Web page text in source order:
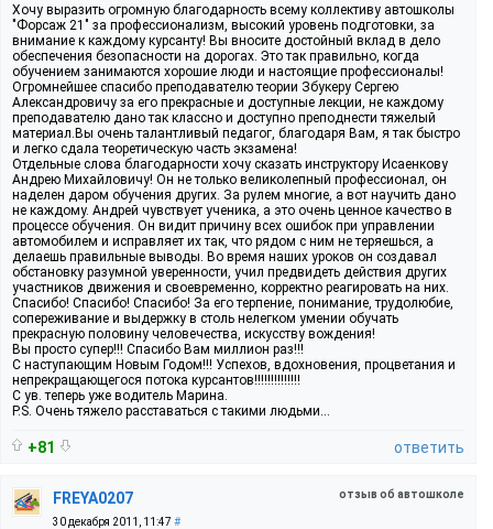
Хочу выразить огромную благодарность всему коллективу автошколы
"Форсаж 21" за профессионализм, высокий уровень подготовки, за
внимание к каждому курсанту! Вы вносите достойный вклад в дело
обеспечения безопасности на дорогах. Это так правильно, когда
обучением занимаются хорошие люди и настоящие профессионалы!
Огромнейшее спасибо преподавателю теории Збукеру Сергею
Александровичу за его прекрасные и доступные лекции, не каждому
преподавателю дано так классно и доступно преподнести тяжелый
материал.Вы очень талантливый педагог, благодаря Вам, я так быстро
и легко сдала теоретическую часть экзамена!
Отдельные слова благодарности хочу сказать инструктору Исаенкову
Андрею Михайловичу! Он не только великолепный профессионал, он
наделен даром обучения других. За рулем многие, а вот научить дано
не каждому. Андрей чувствует ученика, а это очень ценное качество в
процессе обучения. Он видит причину всех ошибок при управлении
автомобилем и исправляет их так, что рядом с ним не теряешься, а
делаешь правильные выводы. Во время наших уроков он создавал
обстановку разумной уверенности, учил предвидеть действия других
участников движения и своевременно, корректно реагировать на них.
Спасибо! Спасибо! Спасибо! За его терпение, понимание, трудолюбие,
сопереживание и выдержку в столь нелегком умении обучать
прекрасную половину человечества, искусству вождения!
Вы просто супер!!! Спасибо Вам миллион раз!!!
С наступающим Новым Годом!!! Успехов, вдохновения, процветания и
непрекращающегося потока курсантов!!!!!!!!!!!!!!
С ув. теперь уже водитель Марина.
P.S. Очень тяжело расставаться с такими людьми...
+81 ответить
отзыв об автошколе
FREYA0207
30 декабря 2011, 11:47 #